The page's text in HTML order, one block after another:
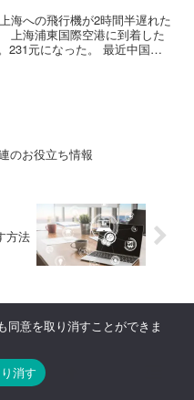
海への飛行機が2時間半遅れた
上海浦東国際空港に到着した
231元になった。 最近中国は
のお役立ち情報
方法
同意を取り消すことができま
消す